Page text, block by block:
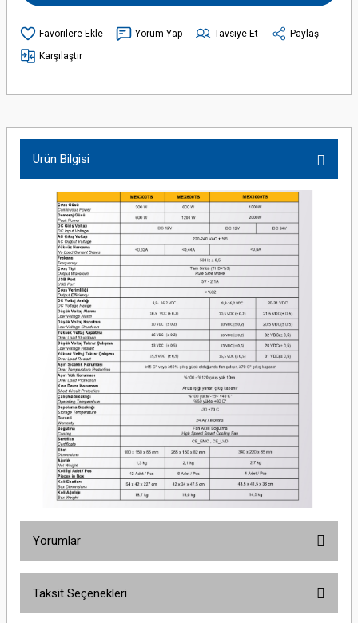
Yorum Yap Tavsiye Et
Paylaş
Karşılaştır
Ürün Bilgisi
Yorumlar
Taksit Seçenekleri